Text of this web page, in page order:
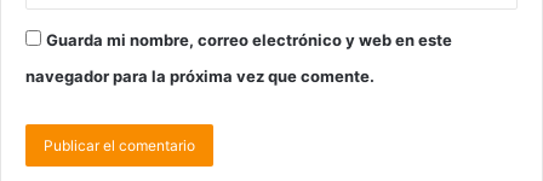
Guarda mi nombre, correo electrónico y web en este
navegador para la próxima vez que comente.